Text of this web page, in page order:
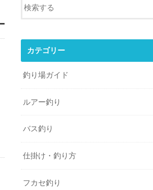
カテゴリー
釣り場ガイド
ルアー釣り
バス釣り
仕掛け・釣り方
フカセ釣り